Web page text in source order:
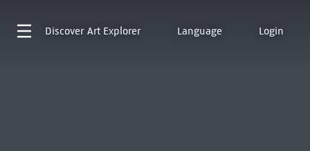
Discover Art Explorer Language Login